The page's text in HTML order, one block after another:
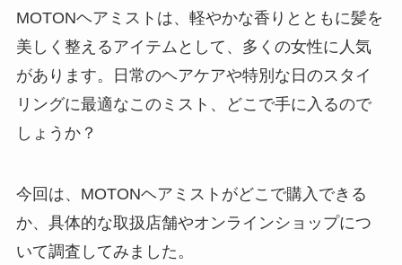
MOTONヘアミストは、軽やかな香りとともに髪を
美しく整えるアイテムとして、多くの女性に人気
があります。日常のヘアケアや特別な日のスタイ
リングに最適なこのミスト、どこで手に入るので
しょうか？
今回は、MOTONヘアミストがどこで購入できる
か、具体的な取扱店舗やオンラインショップにつ
いて調査してみました。